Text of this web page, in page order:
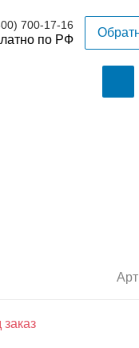
700-17-16
заказ